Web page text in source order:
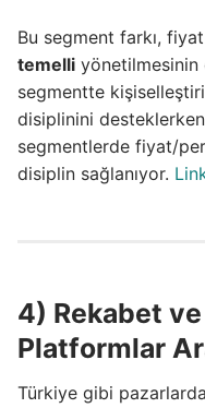
Bu segment farkı,
temelli yönetilmesinin
segmentte
disiplinini
segmentlerde fiyat/
disiplin sağlanıyor.
4) Rekabet
Platformlar
Türkiye gibi